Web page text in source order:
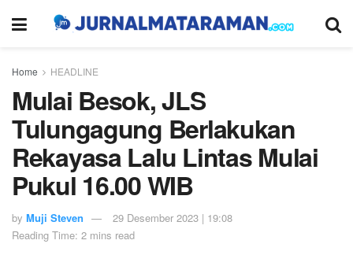
Home HEADLINE
Mulai Besok, JLS
Tulungagung Berlakukan
Rekayasa Lalu Lintas Mulai
Pukul 16.00 WIB
by Muji Steven
29 Desember 2023 | 19:08
Reading Time: 2 mins read